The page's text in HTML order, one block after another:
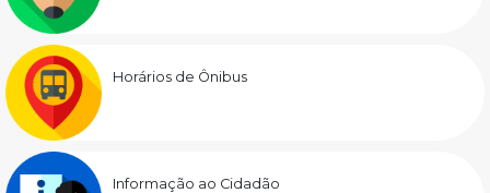
Horários de Ônibus
Informação ao Cidadão